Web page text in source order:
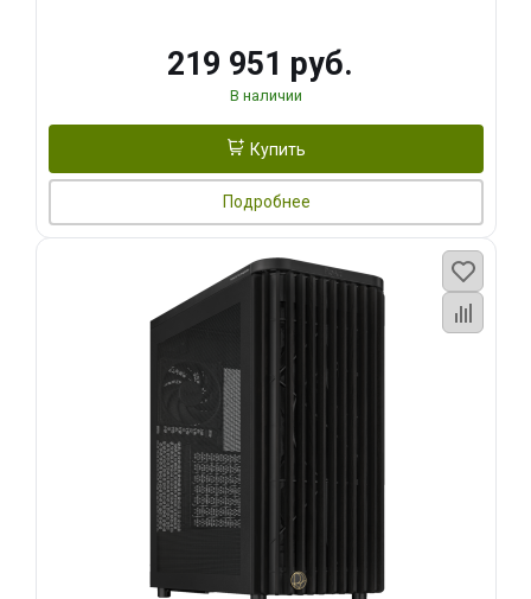
219 951 руб.
В наличии
Купить
Подробнее